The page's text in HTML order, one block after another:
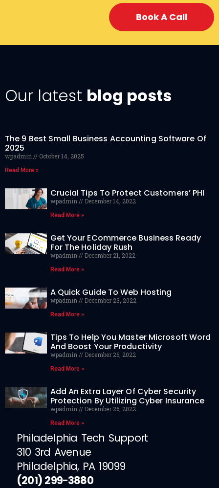
Book A Call
Our latest blog posts
The 9 Best Small Business Accounting Software Of
2025
wpadmin October 14, 2025
Read More »
Crucial Tips To Protect Customers’ PHI
wpadmin December 14, 2022
Read More »
Get Your ECommerce Business Ready
For The Holiday Rush
wpadmin December 21, 2022
Read More »
A Quick Guide To Web Hosting
wpadmin December 23, 2022
Read More »
Tips To Help You Master Microsoft Word
And Boost Your Productivity
wpadmin December 26, 2022
Read More »
Add An Extra Layer Of Cyber Security
Protection By Utilizing Cyber Insurance
wpadmin December 26, 2022
Read More »
Philadelphia Tech Support
310 3rd Avenue
Philadelphia, PA 19099
(201) 299-3880